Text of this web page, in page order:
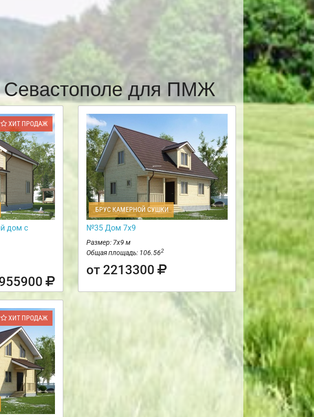
Севастополе для ПМЖ
ХИТ ПРОДАЖ
дом с
БРУС КАМЕРНОЙ СУШКИ
№35 Дом 7х9
Размер: 7х9 м
Общая площадь: 106.562
от 2213300
ХИТ ПРОДАЖ